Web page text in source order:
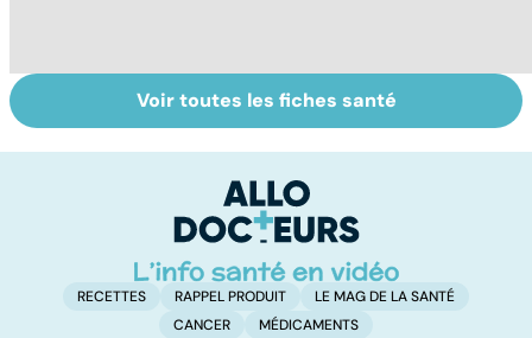
Tout savoir sur le
vitiligo
HPV : tout savoir
sur les
Voir toutes les fiches santé
RECETTES RAPPEL PRODUIT
LE MAG DE LA SANTÉ
CANCER
MÉDICAMENTS